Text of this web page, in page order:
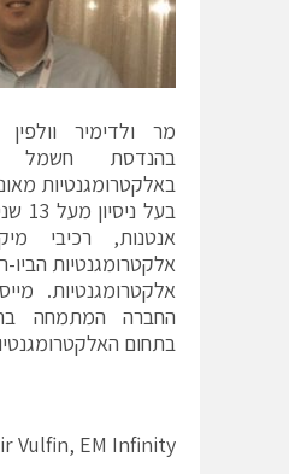
מר ולדימיר
בהנדסת
באלקטרומגנטיות
בעל
אנטנות, רכיבי
אלקטרומגנטיות הביו-
החברה המתמחה
בתחום
Vulfin, EM Infinity